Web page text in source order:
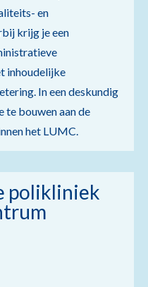
en
krijg je een
inhoudelijke
In een deskundig
te bouwen aan de
het LUMC.
polikliniek